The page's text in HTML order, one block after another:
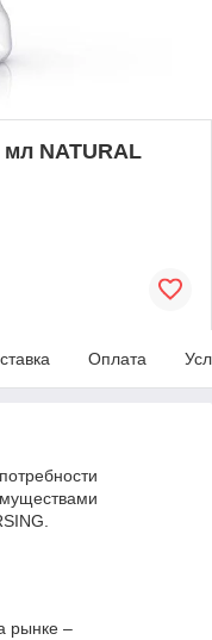
NATURAL
Оплата
рынке –